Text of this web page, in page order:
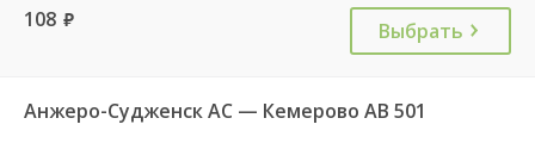
108 руб. Выбрать
Анжеро-Судженск АС — Кемерово АВ 501